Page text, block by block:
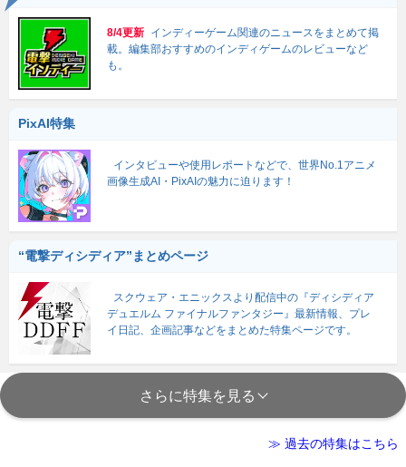
8/4更新 インディーゲーム関連のニュースをまとめて掲
載。編集部おすすめのインディゲームのレビューなど
も。
PixAI特集
インタビューや使用レポートなどで、世界No.1アニメ
画像生成AI・PixAIの魅力に迫ります！
“電撃ディシディア”まとめページ
スクウェア・エニックスより配信中の『ディシディア
デュエルム ファイナルファンタジー』最新情報、プレ
イ日記、企画記事などをまとめた特集ページです。
さらに特集を見る
≫ 過去の特集はこちら